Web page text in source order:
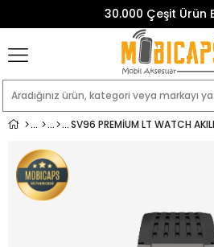
30.000 Çeşit Ürün
SV96 PREMIUM LT WATCH